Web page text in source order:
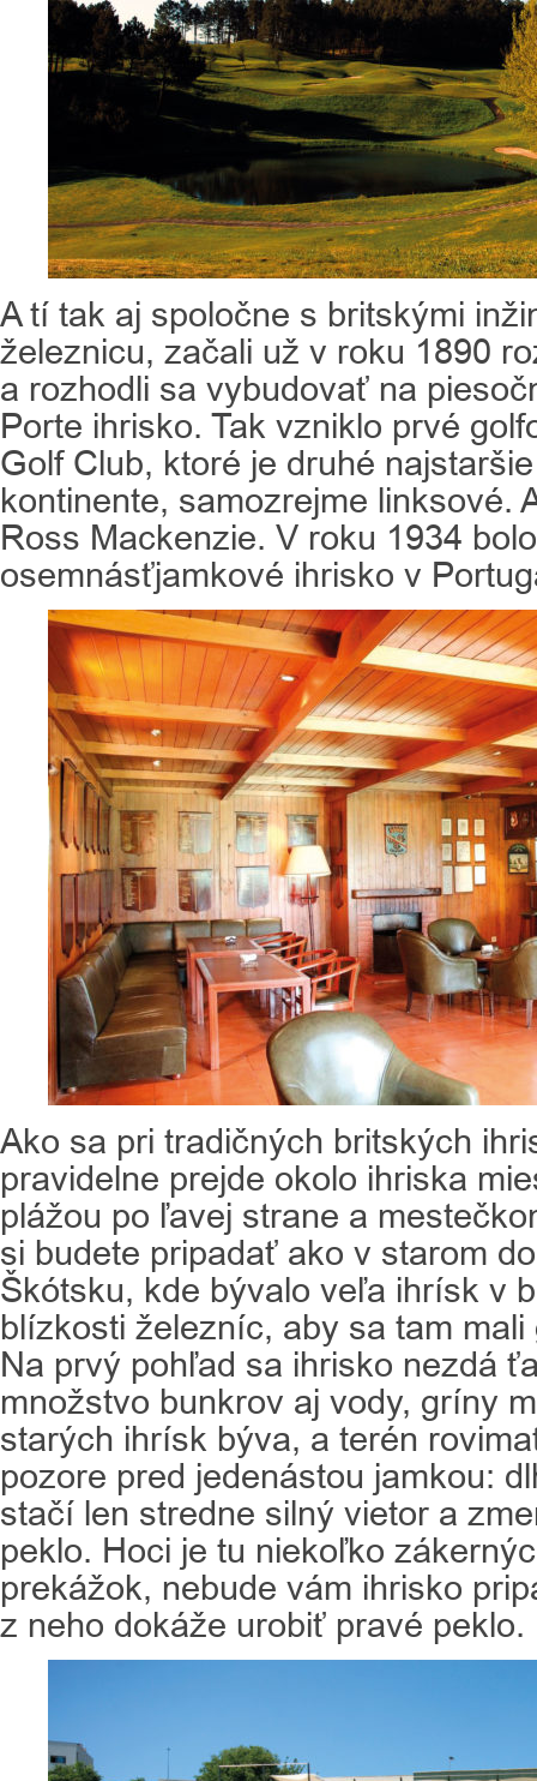
A tí tak aj spoločne s britskými
železnicu, začali už v roku 1890
a rozhodli sa vybudovať na
Porte ihrisko. Tak vzniklo prvé
Golf Club, ktoré je druhé
kontinente, samozrejme linksové.
Ross Mackenzie. V roku 1934
osemnásťjamkové ihrisko v
Ako sa pri tradičných britských
pravidelne prejde okolo ihriska
plážou po ľavej strane a
si budete pripadať ako v starom
Škótsku, kde bývalo veľa ihrísk v
blízkosti železníc, aby sa tam
Na prvý pohľad sa ihrisko nezdá
množstvo bunkrov aj vody, gríny
starých ihrísk býva, a terén
pozore pred jedenástou jamkou:
stačí len stredne silný vietor a
peklo. Hoci je tu niekoľko
prekážok, nebude vám ihrisko
z neho dokáže urobiť pravé peklo.